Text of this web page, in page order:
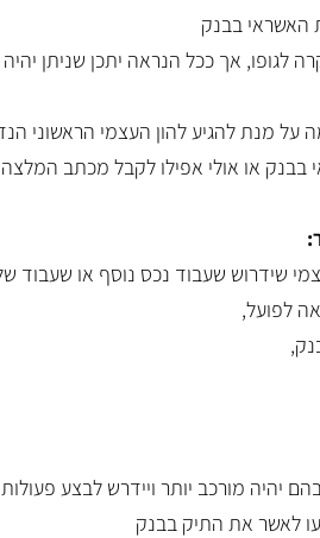
האשראי בבנק
לגופו, אך ככל הנראה יתכן שניתן
על מנת להגיע להון העצמי הראשוני
בבנק או אולי אפילו לקבל מכתב
שידרוש שעבוד נכס נוסף או שעבוד
לפועל,
יהיה מורכב יותר ויידרש לבצע
לאשר את התיק בבנק